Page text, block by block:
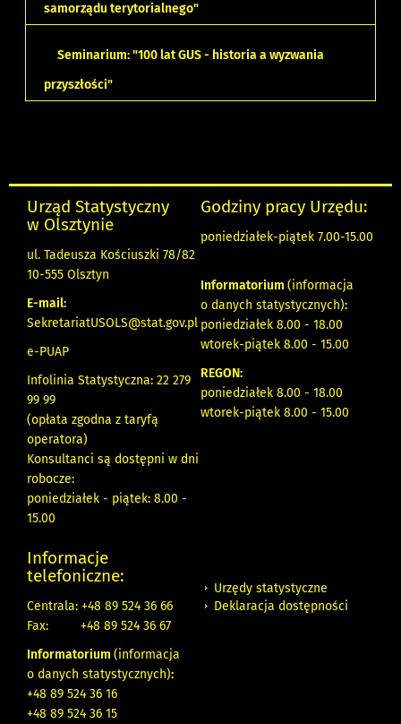
samorządu terytorialnego"
Seminarium: "100 lat GUS - historia a wyzwania
przyszłości"
Urząd Statystyczny
w Olsztynie
ul. Tadeusza Kościuszki 78/82
10-555 Olsztyn
E-mail:
SekretariatUSOLS@stat.gov.pl
e-PUAP
Infolinia Statystyczna: 22 279
99 99
(opłata zgodna z taryfą
operatora)
Konsultanci są dostępni w dni
robocze:
poniedziałek - piątek: 8.00 -
15.00
Godziny pracy Urzędu:
poniedziałek-piątek 7.00-15.00
Informatorium (informacja
o danych statystycznych):
poniedziałek 8.00 - 18.00
wtorek-piątek 8.00 - 15.00
REGON:
poniedziałek 8.00 - 18.00
wtorek-piątek 8.00 - 15.00
Informacje
telefoniczne:
Centrala: +48 89 524 36 66
Fax:
+48 89 524 36 67
Informatorium (informacja
o danych statystycznych):
+48 89 524 36 16
+48 89 524 36 15
Urzędy statystyczne
Deklaracja dostępności